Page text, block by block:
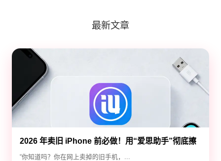
最新文章
2026 年卖旧 iPhone 前必做！用“爱思助手”彻底擦
除隐私，防止数据泄露
“你知道吗？你在网上卖掉的旧手机，...